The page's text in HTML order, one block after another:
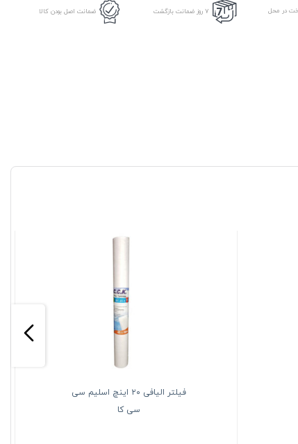
در محل 7 روز ضمانت بازگشت ضمانت اصل بودن کالا
فیلتر الیافی ۲۰ اینچ اسلیم سی
سی کا